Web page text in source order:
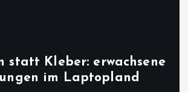
statt Kleber: erwachsene
im Laptopland